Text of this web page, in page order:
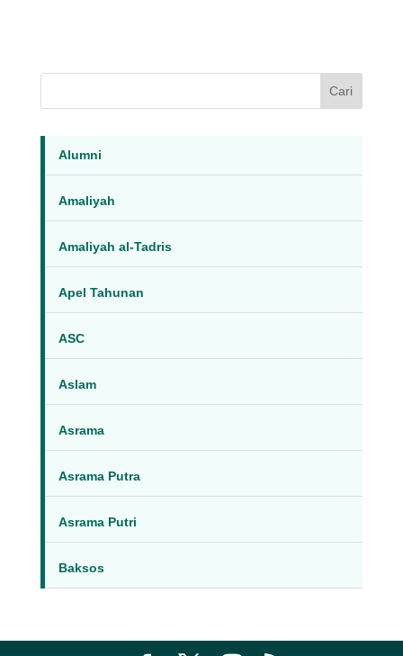
Cari
Alumni
Amaliyah
Amaliyah al-Tadris
Apel Tahunan
ASC
Aslam
Asrama
Asrama Putra
Asrama Putri
Baksos